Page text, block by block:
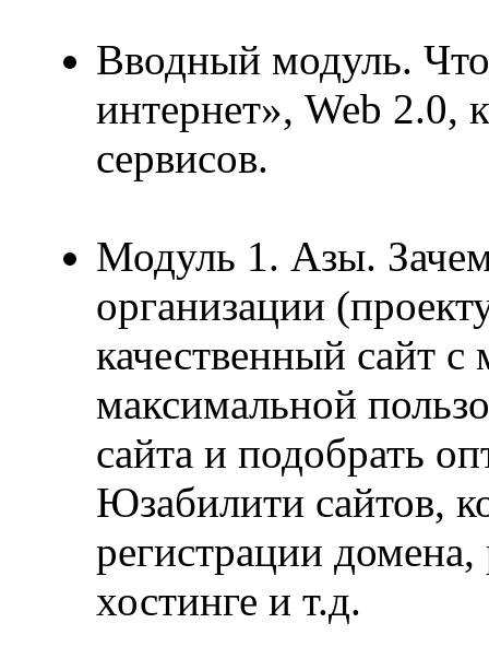
Вводный модуль.
интернет», Web 2.0,
сервисов.
Модуль 1. Азы.
организации
качественный сайт
максимальной
сайта и подобрать
Юзабилити сайтов,
регистрации
хостинге и т.д.